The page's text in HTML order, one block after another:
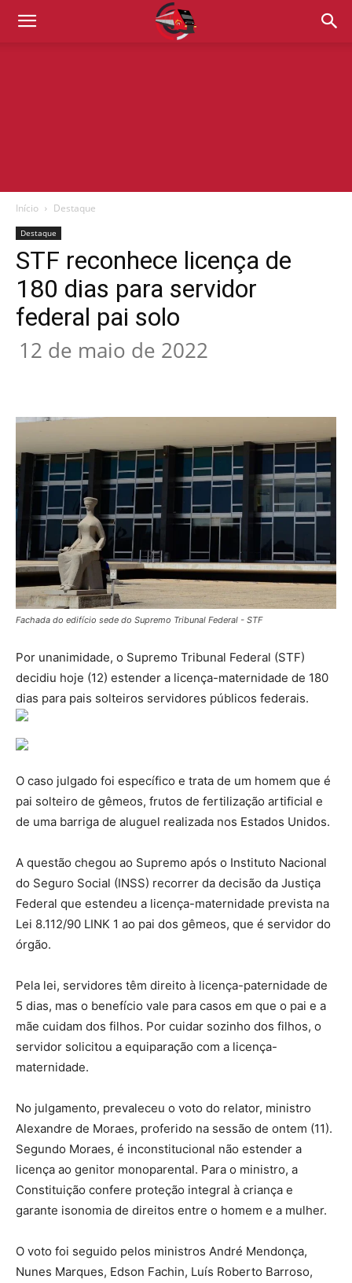
Início Destaque
Destaque
STF reconhece licença de
180 dias para servidor
federal pai solo
12 de maio de 2022
Fachada do edifício sede do Supremo Tribunal Federal - STF
Por unanimidade, o Supremo Tribunal Federal (STF)
decidiu hoje (12) estender a licença-maternidade de 180
dias para pais solteiros servidores públicos federais.
O caso julgado foi específico e trata de um homem que é
pai solteiro de gêmeos, frutos de fertilização artificial e
de uma barriga de aluguel realizada nos Estados Unidos.
A questão chegou ao Supremo após o Instituto Nacional
do Seguro Social (INSS) recorrer da decisão da Justiça
Federal que estendeu a licença-maternidade prevista na
Lei 8.112/90 LINK 1 ao pai dos gêmeos, que é servidor do
órgão.
Pela lei, servidores têm direito à licença-paternidade de
5 dias, mas o benefício vale para casos em que o pai e a
mãe cuidam dos filhos. Por cuidar sozinho dos filhos, o
servidor solicitou a equiparação com a licença-
maternidade.
No julgamento, prevaleceu o voto do relator, ministro
Alexandre de Moraes, proferido na sessão de ontem (11).
Segundo Moraes, é inconstitucional não estender a
licença ao genitor monoparental. Para o ministro, a
Constituição confere proteção integral à criança e
garante isonomia de direitos entre o homem e a mulher.
O voto foi seguido pelos ministros André Mendonça,
Nunes Marques, Edson Fachin, Luís Roberto Barroso,